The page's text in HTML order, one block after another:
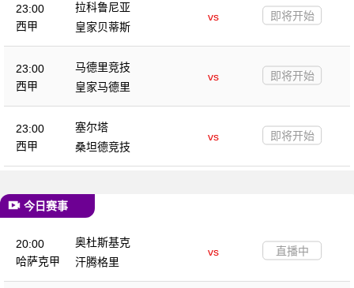
23:00
西甲
拉科鲁尼亚
vs
皇家贝蒂斯
即将开始
23:00
西甲
马德里竞技
vs
皇家马德里
即将开始
23:00
西甲
塞尔塔
vs
桑坦德竞技
即将开始
今日赛事
20:00
哈萨克甲
奥杜斯基克
vs
汗腾格里
直播中